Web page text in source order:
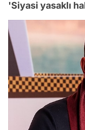
'Siyasi yasaklı